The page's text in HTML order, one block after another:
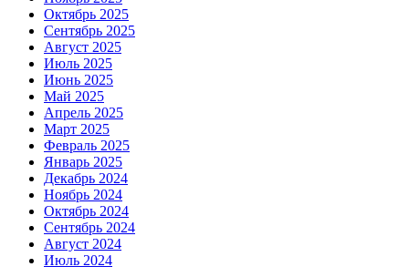
Октябрь 2025
Сентябрь 2025
Август 2025
Июль 2025
Июнь 2025
Май 2025
Апрель 2025
Март 2025
Февраль 2025
Январь 2025
Декабрь 2024
Ноябрь 2024
Октябрь 2024
Сентябрь 2024
Август 2024
Июль 2024